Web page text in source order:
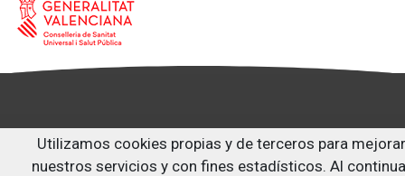
Siguenos en:
Utilizamos cookies propias y de terceros para mejorar
nuestros servicios y con fines estadísticos. Al